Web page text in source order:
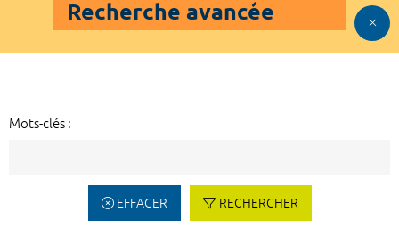
Recherche avancée
Mots-clés :
EFFACER RECHERCHER